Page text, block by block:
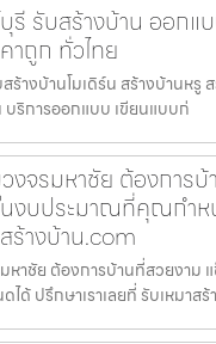
รี รับสร้างบ้าน ออกแ
าถูก ทั่วไทย
างบ้านโมเดิร์น สร้างบ้านหรู
บริการออกแบบ เขียนแบบก่
งจรมหาชัย ต้องการบ้
นงบประมาณที่คุณกำห
ร้างบ้าน.com
หาชัย ต้องการบ้านที่สวยงาม
ปรึกษาเราเลยที่ รับเหมาสร้